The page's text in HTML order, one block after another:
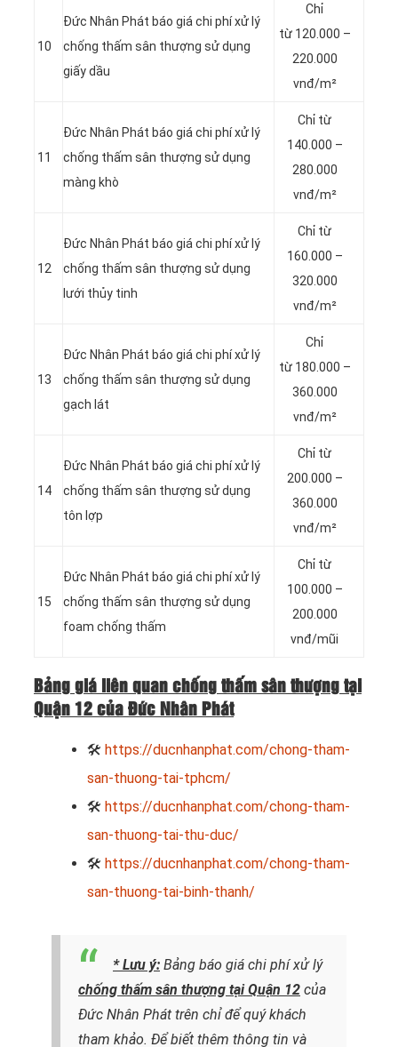
10
Đức Nhân Phát báo giá chi phí xử lý
chống thấm sân thượng sử dụng
giấy dầu
Chỉ
từ 120.000 –
220.000
vnđ/m²
11
Đức Nhân Phát báo giá chi phí xử lý
chống thấm sân thượng sử dụng
màng khò
Chỉ từ
140.000 –
280.000
vnđ/m²
12
Đức Nhân Phát báo giá chi phí xử lý
chống thấm sân thượng sử dụng
lưới thủy tinh
Chỉ từ
160.000 –
320.000
vnđ/m²
13
Đức Nhân Phát báo giá chi phí xử lý
chống thấm sân thượng sử dụng
gạch lát
Chỉ
từ 180.000 –
360.000
vnđ/m²
14
Đức Nhân Phát báo giá chi phí xử lý
chống thấm sân thượng sử dụng
tôn lợp
Chỉ từ
200.000 –
360.000
vnđ/m²
15
Đức Nhân Phát báo giá chi phí xử lý
chống thấm sân thượng sử dụng
foam chống thấm
Chỉ từ
100.000 –
200.000
vnđ/mũi
Bảng giá liên quan chống thấm sân thượng tại
Quận 12 của Đức Nhân Phát
🛠 https://ducnhanphat.com/chong-tham-
san-thuong-tai-tphcm/
🛠 https://ducnhanphat.com/chong-tham-
san-thuong-tai-thu-duc/
🛠 https://ducnhanphat.com/chong-tham-
san-thuong-tai-binh-thanh/
* Lưu ý: Bảng báo giá chi phí xử lý
chống thấm sân thượng tại Quận 12 của
Đức Nhân Phát trên chỉ để quý khách
tham khảo. Để biết thêm thông tin và